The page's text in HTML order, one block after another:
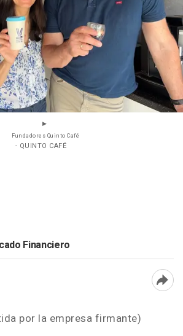
Fundadores Quinto Café
- QUINTO CAFÉ
Financiero
por la empresa firmante)